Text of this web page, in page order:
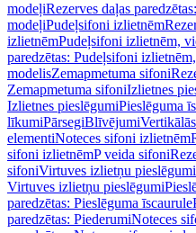
modeļiRezerves daļas
modeļiPudeļsifoni izlietnēm
izlietnēmPudeļsifoni izlietnēm,
paredzētas: Pudeļsifoni
modelisZemapmetuma sifoni
Zemapmetuma sifoniIzlietnes
Izlietnes pieslēgumiPieslēguma
līkumiPārsegiBlīvējumi
elementiNoteces sifoni izlietnēm
sifoni izlietnēmP veida sifoni
sifoniVirtuves izlietņu pieslēgumi
Virtuves izlietņu pieslēgumi
paredzētas: Pieslēguma īscaurule
paredzētas: PiederumiNoteces